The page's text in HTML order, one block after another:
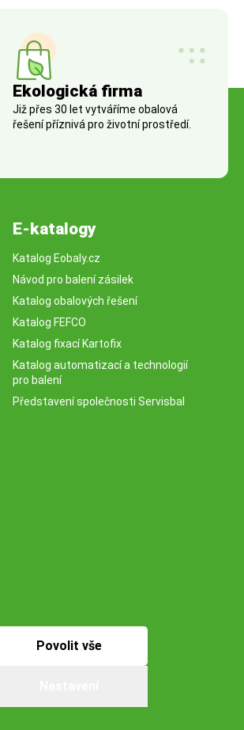
Ekologická firma
Již přes 30 let vytváříme obalová
řešení příznivá pro životní prostředí.
E-katalogy
Katalog Eobaly.cz
Návod pro balení zásilek
Katalog obalových řešení
Katalog FEFCO
Katalog fixací Kartofix
Katalog automatizací a technologií
pro balení
Představení společnosti Servisbal
Povolit vše